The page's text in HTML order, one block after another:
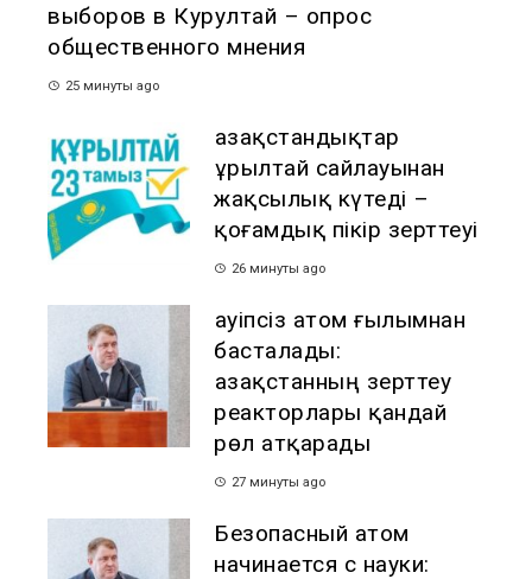
выборов в Курултай – опрос
общественного мнения
25 минуты ago
Қазақстандықтар
Құрылтай сайлауынан
жақсылық күтеді –
қоғамдық пікір зерттеуі
26 минуты ago
Қауіпсіз атом ғылымнан
басталады:
Қазақстанның зерттеу
реакторлары қандай
рөл атқарады
27 минуты ago
Безопасный атом
начинается с науки: